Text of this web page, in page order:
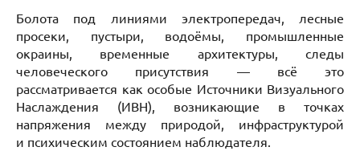
Болота под линиями электропередач, лесные
просеки, пустыри, водоёмы, промышленные
окраины, временные архитектуры, следы
человеческого присутствия — всё это
рассматривается как особые Источники Визуального
Наслаждения (ИВН), возникающие в точках
напряжения между природой, инфраструктурой
и психическим состоянием наблюдателя.